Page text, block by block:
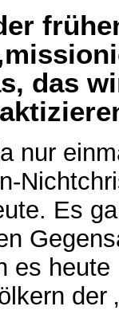
das
nur
Es
es
der